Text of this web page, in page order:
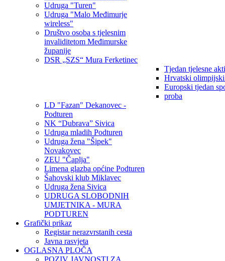
Udruga "Turen"
Udruga "Malo Međimurje
wireless"
Društvo osoba s tjelesnim
invaliditetom Međimurske
županije
DSR „SZS“ Mura Ferketinec
Tjedan tjelesne
Hrvatski
Europski tjedan
proba
LD "Fazan" Dekanovec -
Podturen
NK “Dubrava” Sivica
Udruga mladih Podturen
Udruga žena "Šipek"
Novakovec
ZEU "Čaplja"
Limena glazba općine Podturen
Šahovski klub Miklavec
Udruga žena Sivica
UDRUGA SLOBODNIH
UMJETNIKA - MURA
PODTUREN
Grafički prikaz
Registar nerazvrstanih cesta
Javna rasvjeta
OGLASNA PLOČA
POZIV JAVNOSTI ZA